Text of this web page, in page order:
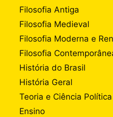
Filosofia Antiga
Filosofia Medieval
Filosofia Moderna e
Filosofia
História do Brasil
História Geral
Teoria e Ciência Política
Ensino